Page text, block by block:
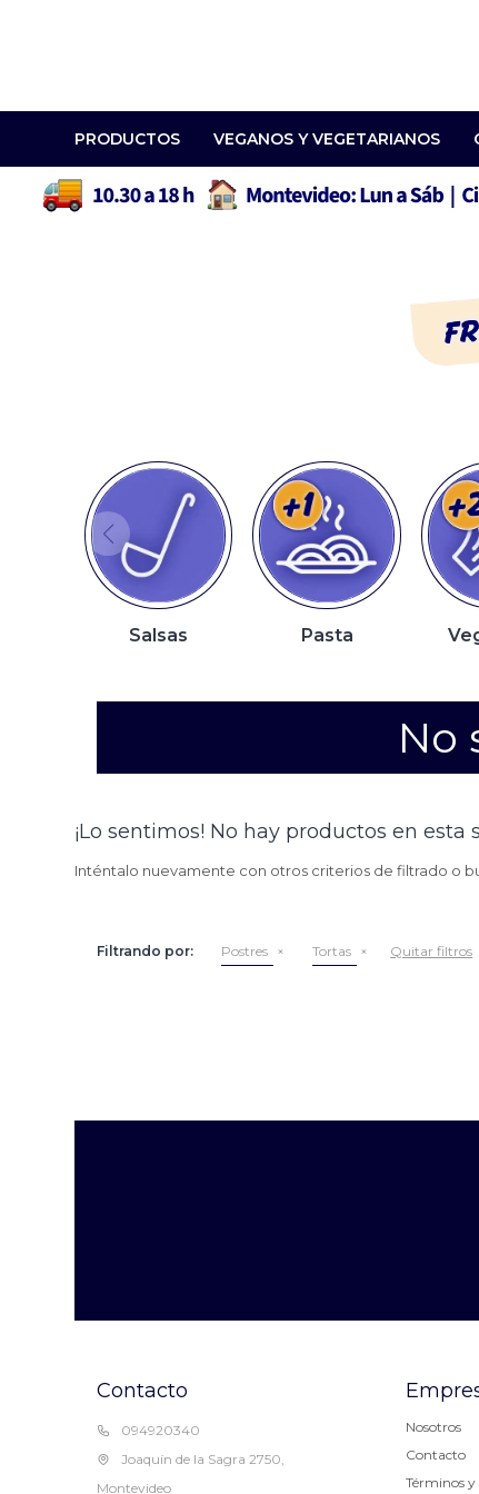
PRODUCTOS VEGANOS Y VEGETARIANOS
Salsas Pasta
No
¡Lo sentimos! No hay productos en esta
Inténtalo nuevamente con otros criterios de filtrado o
Filtrando por: Postres Tortas Quitar filtros
Contacto
094920340
Joaquín de la Sagra 2750,
Montevideo
Nosotros
Contacto
Términos y